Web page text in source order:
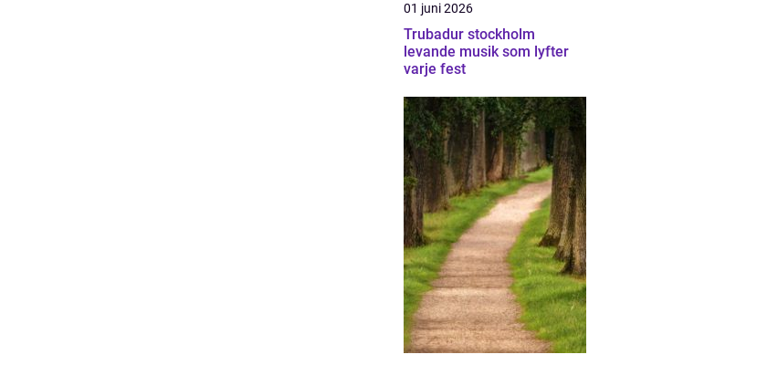
01 juni 2026
Trubadur stockholm
levande musik som lyfter
varje fest